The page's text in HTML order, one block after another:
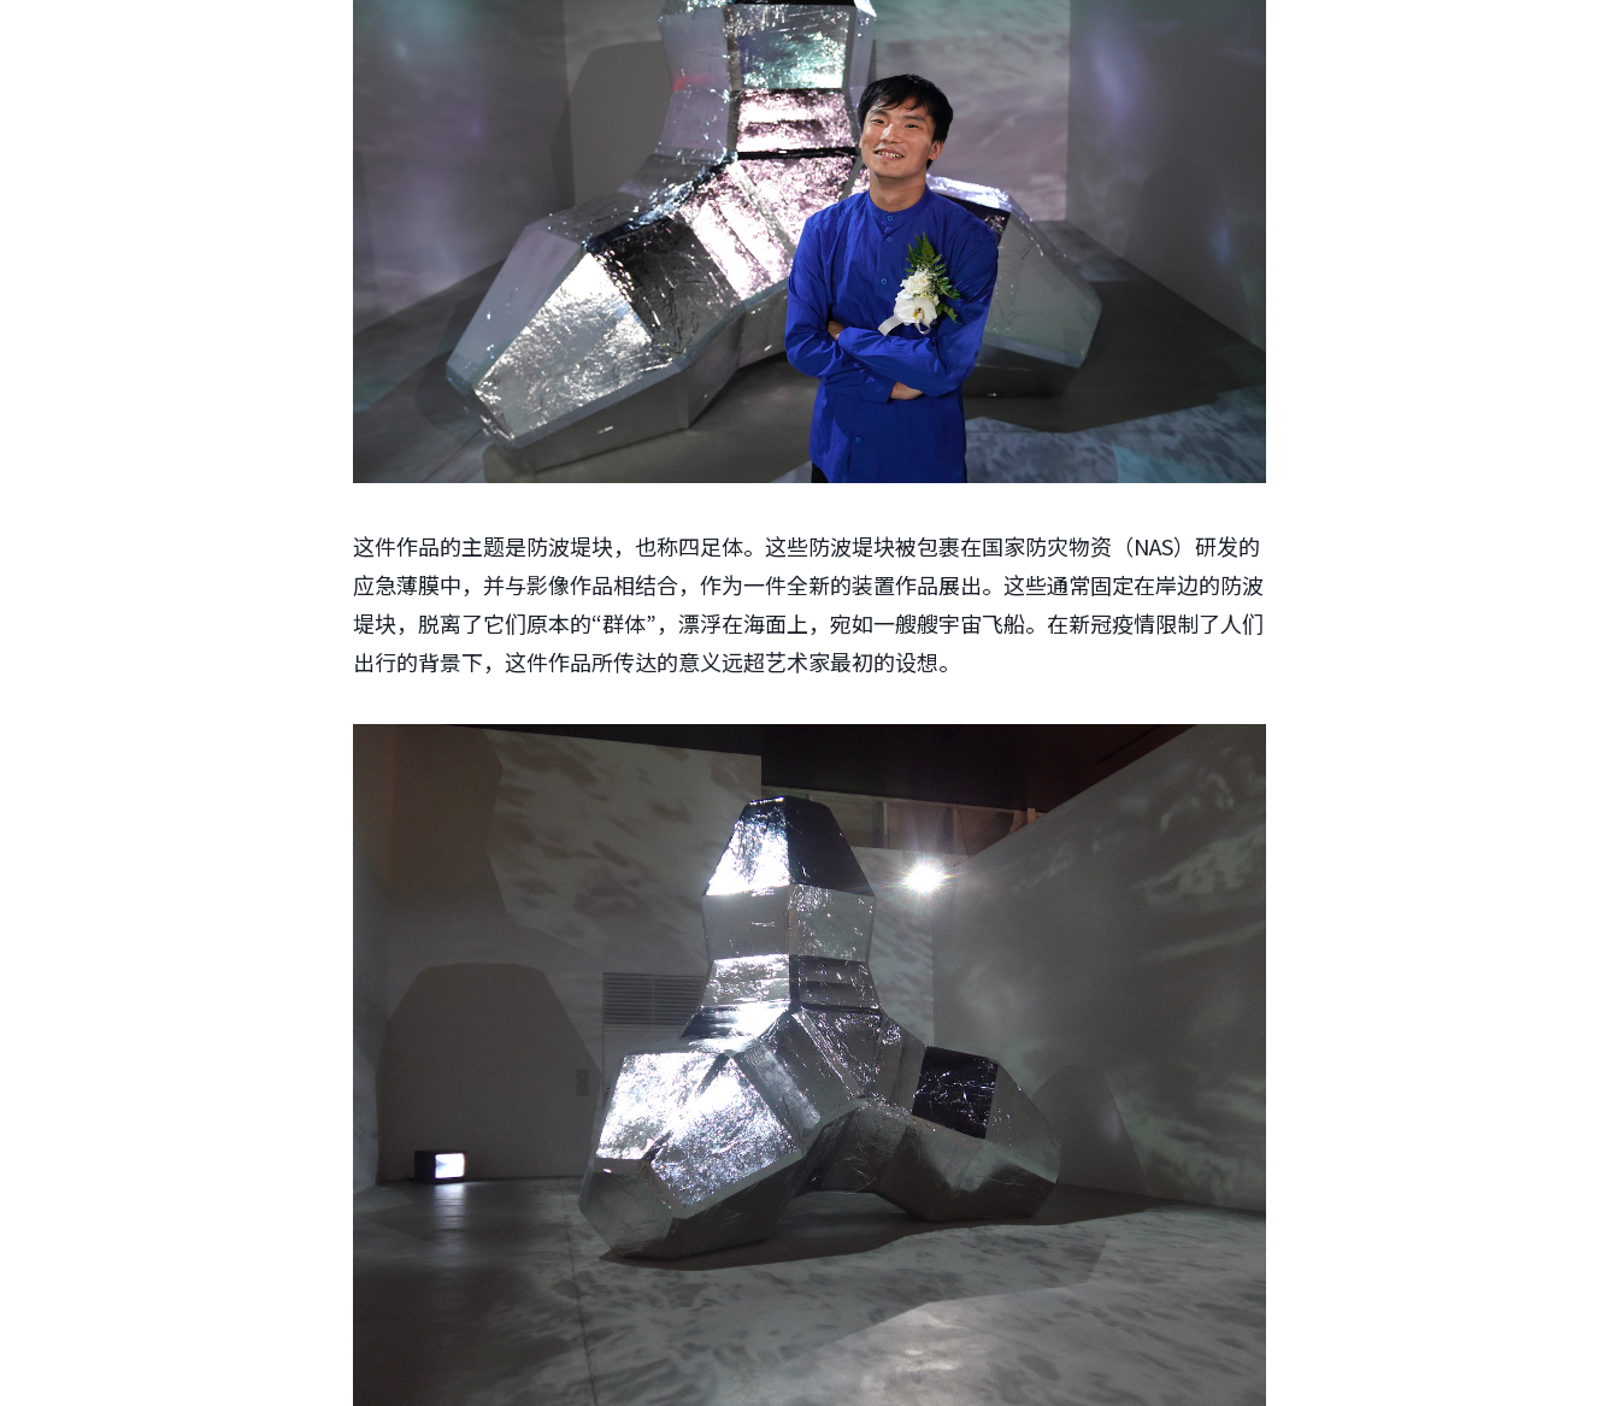
这件作品的主题是防波堤块，也称四足体。这些防波堤块被包裹在国家防灾物资（NAS）研发的
应急薄膜中，并与影像作品相结合，作为一件全新的装置作品展出。这些通常固定在岸边的防波
堤块，脱离了它们原本的“群体”，漂浮在海面上，宛如一艘艘宇宙飞船。在新冠疫情限制了人们
出行的背景下，这件作品所传达的意义远超艺术家最初的设想。